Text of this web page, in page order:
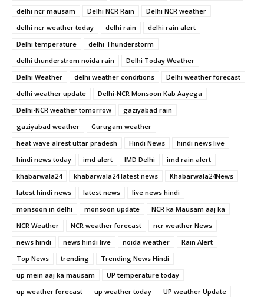
delhi ncr mausam
Delhi NCR Rain
Delhi NCR weather
delhi ncr weather today
delhi rain
delhi rain alert
Delhi temperature
delhi Thunderstorm
delhi thunderstrom noida rain
Delhi Today Weather
Delhi Weather
delhi weather conditions
Delhi weather forecast
delhi weather update
Delhi-NCR Monsoon Kab Aayega
Delhi-NCR weather tomorrow
gaziyabad rain
gaziyabad weather
Gurugam weather
heat wave alrest uttar pradesh
Hindi News
hindi news live
hindi news today
imd alert IMD Delhi
imd rain alert
khabarwala24
khabarwala24 latest news
Khabarwala24News
latest hindi news
latest news
live news hindi
monsoon in delhi
monsoon update
NCR ka Mausam aaj ka
NCR Weather
NCR weather forecast
ncr weather News
news hindi
news hindi live noida weather
Rain Alert
Top News
trending
Trending News Hindi
up mein aaj ka mausam
UP temperature today
up weather forecast
up weather today
UP weather Update